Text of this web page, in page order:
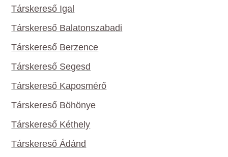
Társkereső Igal
Társkereső Balatonszabadi
Társkereső Berzence
Társkereső Segesd
Társkereső Kaposmérő
Társkereső Böhönye
Társkereső Kéthely
Társkereső Ádánd